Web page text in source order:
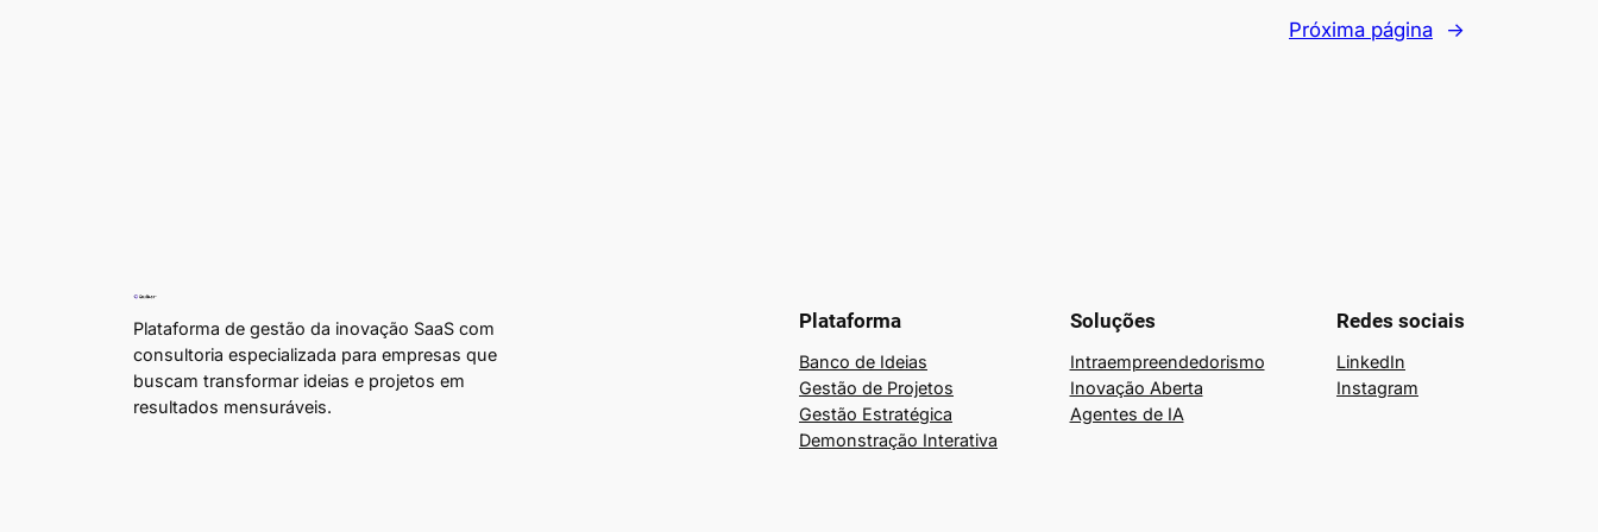
Próxima página →
Plataforma de gestão da inovação SaaS com
consultoria especializada para empresas que
buscam transformar ideias e projetos em
resultados mensuráveis.
Plataforma
Banco de Ideias
Gestão de Projetos
Gestão Estratégica
Demonstração Interativa
Soluções
Intraempreendedorismo
Inovação Aberta
Agentes de IA
Redes sociais
LinkedIn
Instagram